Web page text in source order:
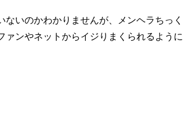
いのかわかりませんが、メンヘラちっく
ンやネットからイジりまくられるように